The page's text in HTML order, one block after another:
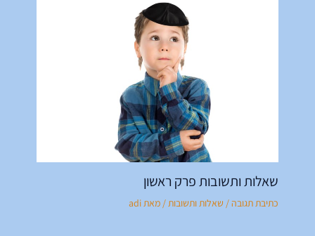
שאלות ותשובות פרק ראשון
כתיבת תגובה/ שאלות ותשובות/ מאתadi